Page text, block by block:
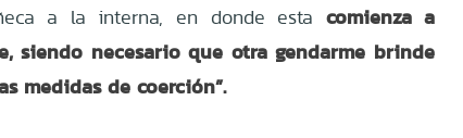
a la interna, en donde esta comienza a
siendo necesario que otra gendarme brinde
medidas de coerción”.